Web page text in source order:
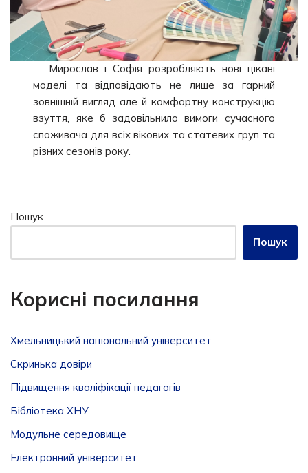
Мирослав і Софія розробляють нові цікаві
моделі та відповідають не лише за гарний
зовнішній вигляд але й комфортну конструкцію
взуття, яке б задовільнило вимоги сучасного
споживача для всіх вікових та статевих груп та
різних сезонів року.
Пошук
Пошук
Корисні посилання
Хмельницький національний університет
Скринька довiри
Підвищення кваліфікації педагогів
Бібліотека ХНУ
Модульне середовище
Електронний університет